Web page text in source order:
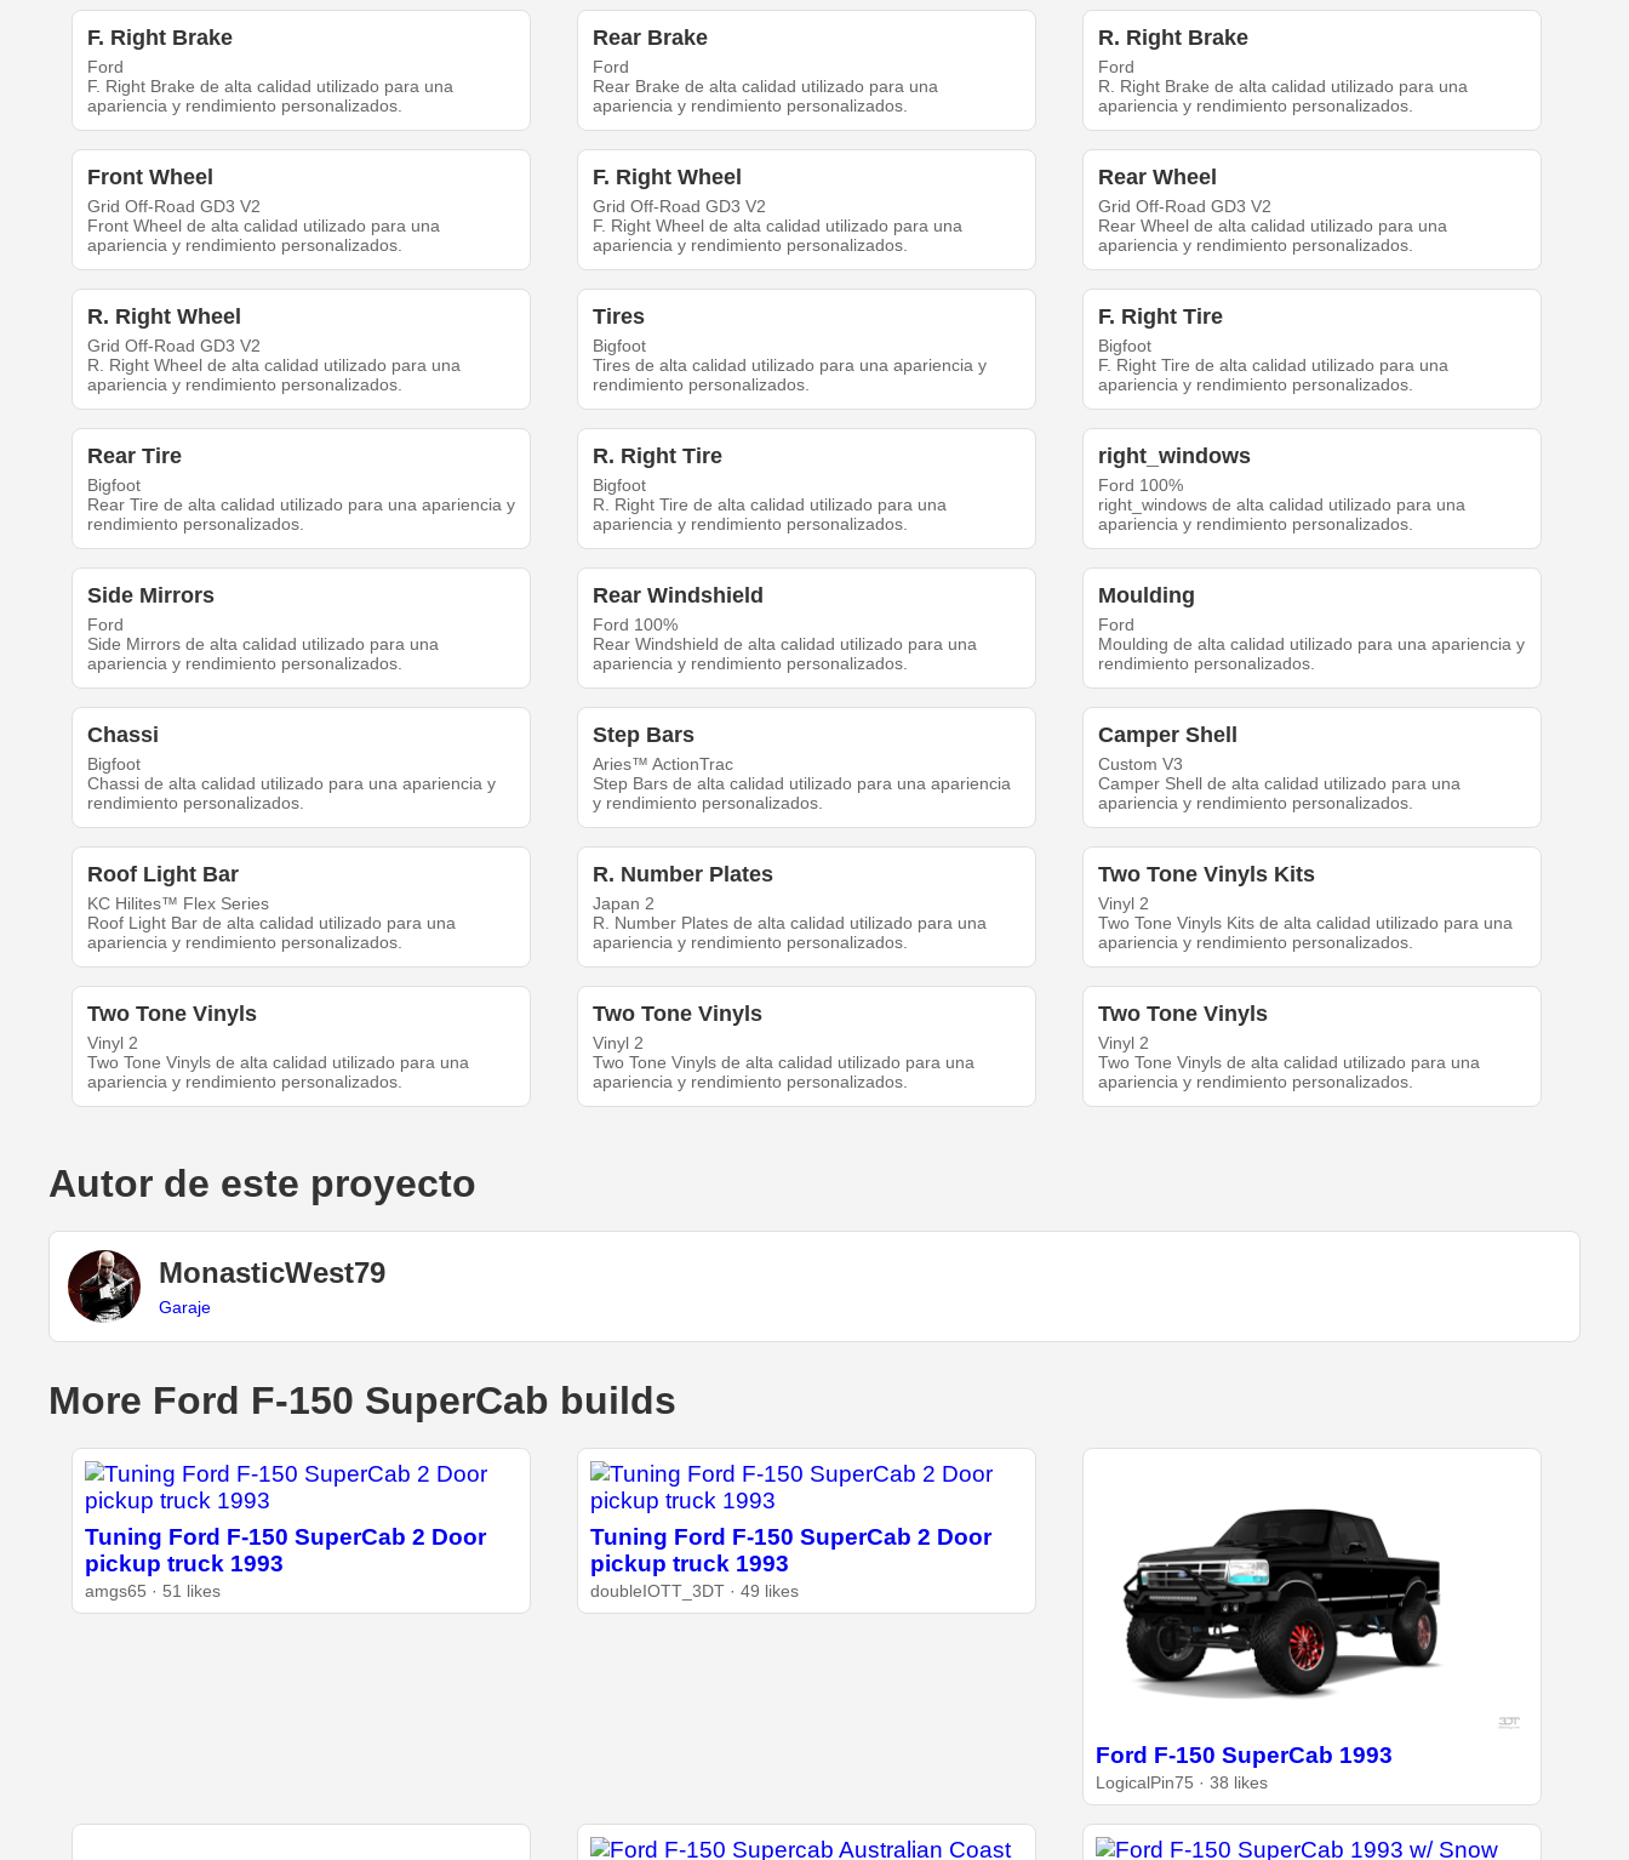
F. Right Brake
Ford
F. Right Brake de alta calidad utilizado para una
apariencia y rendimiento personalizados.
Rear Brake
Ford
Rear Brake de alta calidad utilizado para una
apariencia y rendimiento personalizados.
R. Right Brake
Ford
R. Right Brake de alta calidad utilizado para una
apariencia y rendimiento personalizados.
Front Wheel
Grid Off-Road GD3 V2
Front Wheel de alta calidad utilizado para una
apariencia y rendimiento personalizados.
F. Right Wheel
Grid Off-Road GD3 V2
F. Right Wheel de alta calidad utilizado para una
apariencia y rendimiento personalizados.
Rear Wheel
Grid Off-Road GD3 V2
Rear Wheel de alta calidad utilizado para una
apariencia y rendimiento personalizados.
R. Right Wheel
Grid Off-Road GD3 V2
R. Right Wheel de alta calidad utilizado para una
apariencia y rendimiento personalizados.
Tires
Bigfoot
Tires de alta calidad utilizado para una apariencia y
rendimiento personalizados.
F. Right Tire
Bigfoot
F. Right Tire de alta calidad utilizado para una
apariencia y rendimiento personalizados.
Rear Tire
Bigfoot
Rear Tire de alta calidad utilizado para una apariencia y
rendimiento personalizados.
R. Right Tire
Bigfoot
R. Right Tire de alta calidad utilizado para una
apariencia y rendimiento personalizados.
right_windows
Ford 100%
right_windows de alta calidad utilizado para una
apariencia y rendimiento personalizados.
Side Mirrors
Ford
Side Mirrors de alta calidad utilizado para una
apariencia y rendimiento personalizados.
Rear Windshield
Ford 100%
Rear Windshield de alta calidad utilizado para una
apariencia y rendimiento personalizados.
Moulding
Ford
Moulding de alta calidad utilizado para una apariencia y
rendimiento personalizados.
Chassi
Bigfoot
Chassi de alta calidad utilizado para una apariencia y
rendimiento personalizados.
Step Bars
Aries™ ActionTrac
Step Bars de alta calidad utilizado para una apariencia
y rendimiento personalizados.
Camper Shell
Custom V3
Camper Shell de alta calidad utilizado para una
apariencia y rendimiento personalizados.
Roof Light Bar
KC Hilites™ Flex Series
Roof Light Bar de alta calidad utilizado para una
apariencia y rendimiento personalizados.
R. Number Plates
Japan 2
R. Number Plates de alta calidad utilizado para una
apariencia y rendimiento personalizados.
Two Tone Vinyls Kits
Vinyl 2
Two Tone Vinyls Kits de alta calidad utilizado para una
apariencia y rendimiento personalizados.
Two Tone Vinyls
Vinyl 2
Two Tone Vinyls de alta calidad utilizado para una
apariencia y rendimiento personalizados.
Two Tone Vinyls
Vinyl 2
Two Tone Vinyls de alta calidad utilizado para una
apariencia y rendimiento personalizados.
Two Tone Vinyls
Vinyl 2
Two Tone Vinyls de alta calidad utilizado para una
apariencia y rendimiento personalizados.
Autor de este proyecto
MonasticWest79
Garaje
More Ford F-150 SuperCab builds
Tuning Ford F-150 SuperCab 2 Door
pickup truck 1993
amgs65 · 51 likes
Tuning Ford F-150 SuperCab 2 Door
pickup truck 1993
doubleIOTT_3DT · 49 likes
Ford F-150 SuperCab 1993
LogicalPin75 · 38 likes